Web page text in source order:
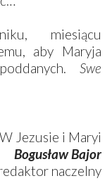
miesiącu
aby Maryja
Swe
W Jezusie i Maryi
Bogusław Bajor
naczelny